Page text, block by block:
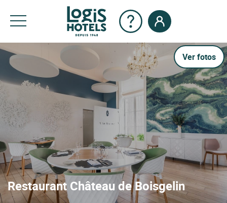
Ver fotos
Restaurant Château de Boisgelin